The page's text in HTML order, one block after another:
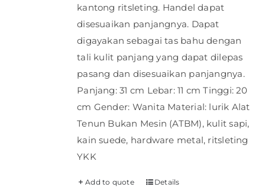
kantong ritsleting. Handel dapat
disesuaikan panjangnya. Dapat
digayakan sebagai tas bahu dengan
tali kulit panjang yang dapat dilepas
pasang dan disesuaikan panjangnya.
Panjang: 31 cm Lebar: 11 cm Tinggi: 20
cm Gender: Wanita Material: lurik Alat
Tenun Bukan Mesin (ATBM), kulit sapi,
kain suede, hardware metal, ritsleting
YKK
Add to quote Details